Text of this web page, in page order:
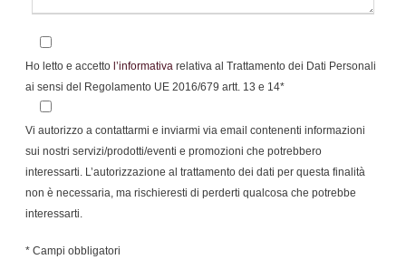
Ho letto e accetto l’informativa relativa al Trattamento dei Dati Personali
ai sensi del Regolamento UE 2016/679 artt. 13 e 14*
Vi autorizzo a contattarmi e inviarmi via email contenenti informazioni
sui nostri servizi/prodotti/eventi e promozioni che potrebbero
interessarti. L’autorizzazione al trattamento dei dati per questa finalità
non è necessaria, ma rischieresti di perderti qualcosa che potrebbe
interessarti.
* Campi obbligatori